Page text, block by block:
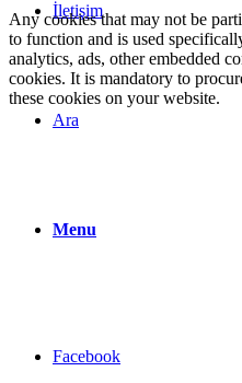
İletişim
Ara
Menu
Facebook
Any cookies that may not be
to function and is used
analytics, ads, other embedded
cookies. It is mandatory to
these cookies on your website.